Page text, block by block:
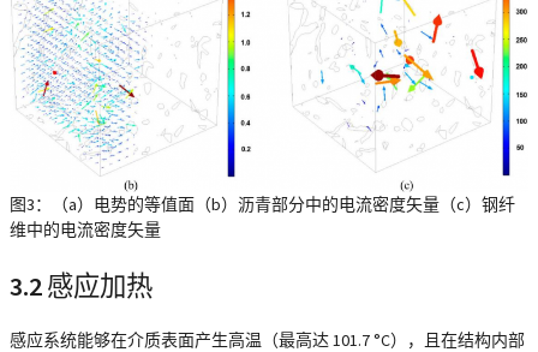
图3：（a）电势的等值面（b）沥青部分中的电流密度矢量（c）钢纤
维中的电流密度矢量
3.2感应加热
感应系统能够在介质表面产生高温（最高达 101.7 °C），且在结构内部